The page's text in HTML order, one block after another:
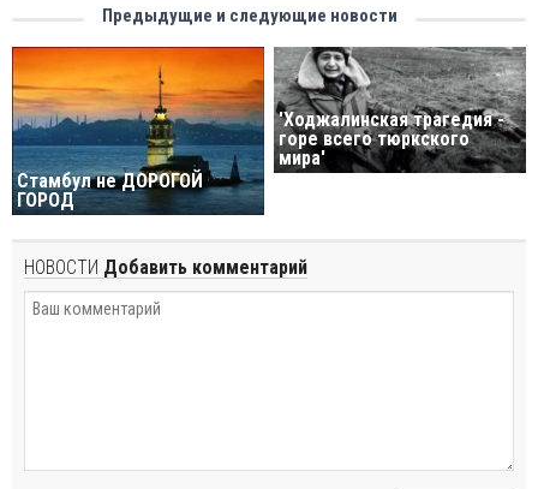
Предыдущие и следующие новости
Стамбул нe ДОРОГОЙ
ГОРОД
'Ходжалинская трагедия -
горе всего тюркского
мира'
НОВОСТИ Добавить комментарий